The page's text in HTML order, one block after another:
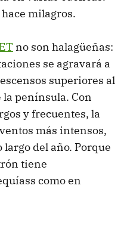
milagros.
no son halagüeñas:
se agravará a
superiores al
la península. Con
y frecuentes, la
más intensos,
del año. Porque
tiene
como en